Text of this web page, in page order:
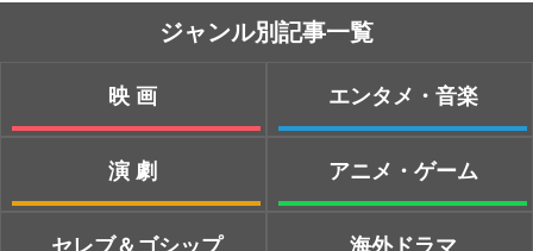
ジャンル別記事一覧
映画
演劇
セレブ＆ゴシップ
エンタメ・音楽
アニメ・ゲーム
海外ドラマ